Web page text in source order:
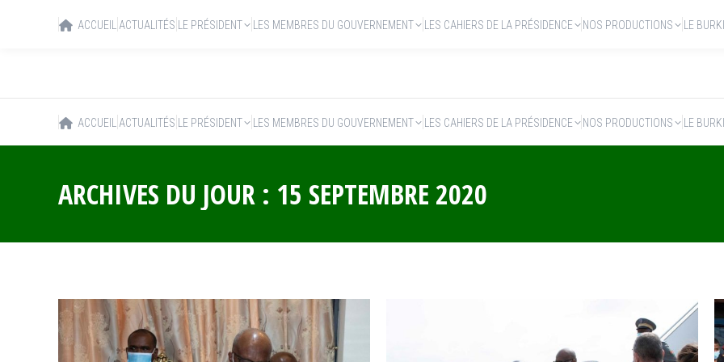
ACCUEIL ACTUALITÉS LE PRÉSIDENT LES MEMBRES DU GOUVERNEMENT LES CAHIERS DE LA PRÉSIDENCE NOS PRODUCTIONS LE
ARCHIVES DU JOUR : 15 SEPTEMBRE 2020
ACCUEIL ACTUALITÉS LE PRÉSIDENT LES MEMBRES DU GOUVERNEMENT LES CAHIERS DE LA PRÉSIDENCE NOS PRODUCTIONS LE